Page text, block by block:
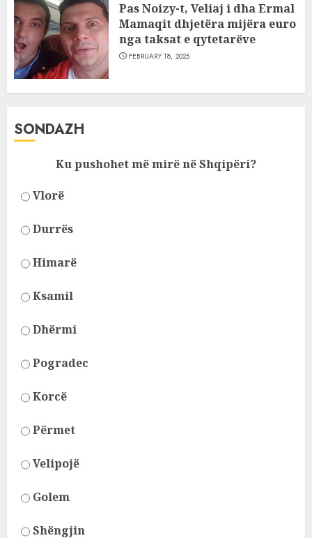
Pas Noizy-t, Veliaj i dha Ermal
Mamaqit dhjetëra mijëra euro
nga taksat e qytetarëve
FEBRUARY 18, 2025
SONDAZH
Ku pushohet më mirë në Shqipëri?
Vlorë
Durrës
Himarë
Ksamil
Dhërmi
Pogradec
Korcë
Përmet
Velipojë
Golem
Shëngjin